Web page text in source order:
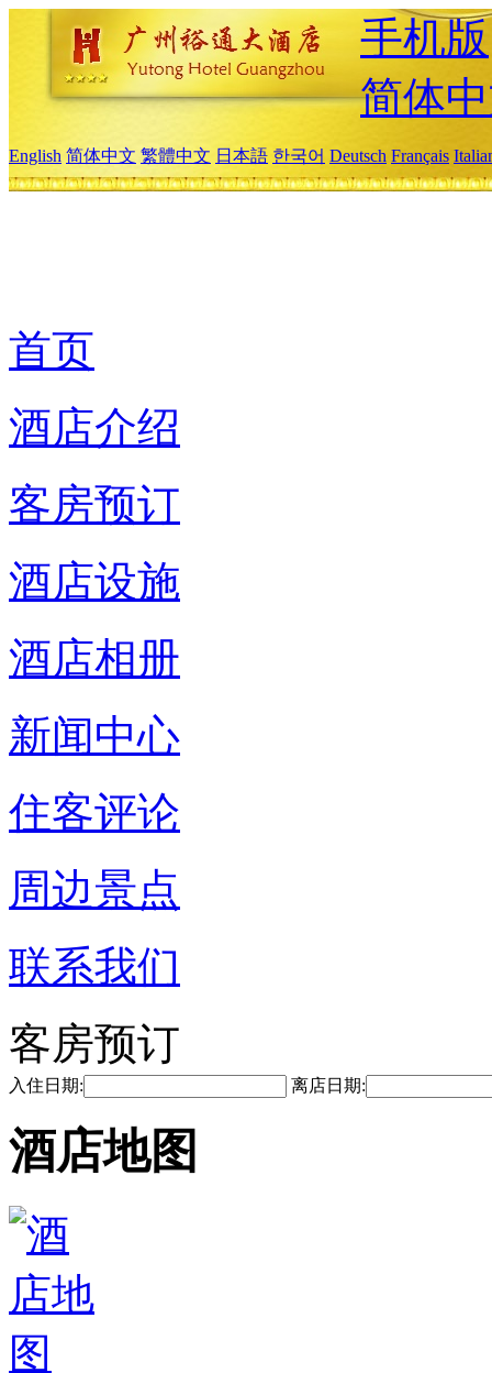
手机版
简体
English 简体中文 繁體中文 日本語 한국어 Deutsch Français
首页
酒店介绍
客房预订
酒店设施
酒店相册
新闻中心
住客评论
周边景点
联系我们
客房预订
入住日期: 离店日期:
酒店地图